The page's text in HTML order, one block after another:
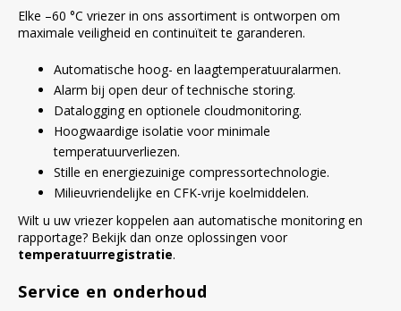
Elke –60 °C vriezer in ons assortiment is ontworpen om
maximale veiligheid en continuïteit te garanderen.
Automatische hoog- en laagtemperatuuralarmen.
Alarm bij open deur of technische storing.
Datalogging en optionele cloudmonitoring.
Hoogwaardige isolatie voor minimale
temperatuurverliezen.
Stille en energiezuinige compressortechnologie.
Milieuvriendelijke en CFK-vrije koelmiddelen.
Wilt u uw vriezer koppelen aan automatische monitoring en
rapportage? Bekijk dan onze oplossingen voor
temperatuurregistratie.
Service en onderhoud